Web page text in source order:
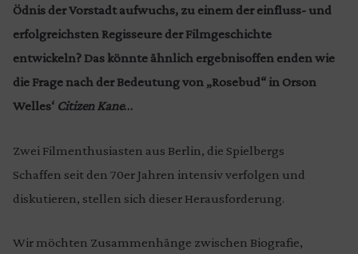
Ödnis der Vorstadt aufwuchs, zu einem der einfluss- und
erfolgreichsten Regisseure der Filmgeschichte
entwickeln? Das könnte ähnlich ergebnisoffen enden wie
die Frage nach der Bedeutung von „Rosebud“ in Orson
Welles‘ Citizen Kane…
Zwei Filmenthusiasten aus Berlin, die Spielbergs
Schaffen seit den 70er Jahren intensiv verfolgen und
diskutieren, stellen sich dieser Herausforderung.
Wir möchten Zusammenhänge zwischen Biografie,